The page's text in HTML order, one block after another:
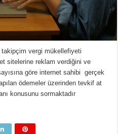
takipçim vergi mükellefiyeti
sitelerine reklam verdiğini ve
göre internet sahibi gerçek
ödemeler üzerinden tevkif at
konusunu sormaktadır